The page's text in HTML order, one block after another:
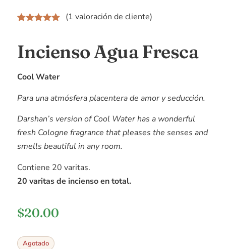
5 basado
puntuación
(1 valoración de cliente)
Incienso Agua Fresca
Cool Water
Para una atmósfera placentera de amor y seducción.
Darshan’s version of Cool Water has a wonderful
fresh Cologne fragrance that pleases the senses and
smells beautiful in any room.
Contiene 20 varitas.
20 varitas de incienso en total.
$20.00
Agotado